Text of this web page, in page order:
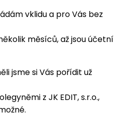
vklidu a pro Vás bez
měsíců, až jsou účetní
jsme si Vás pořídit už
z JK EDIT, s.r.o.,